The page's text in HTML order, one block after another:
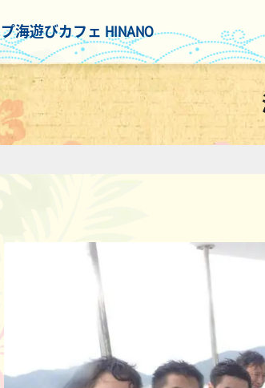
海遊びカフェ HINANO